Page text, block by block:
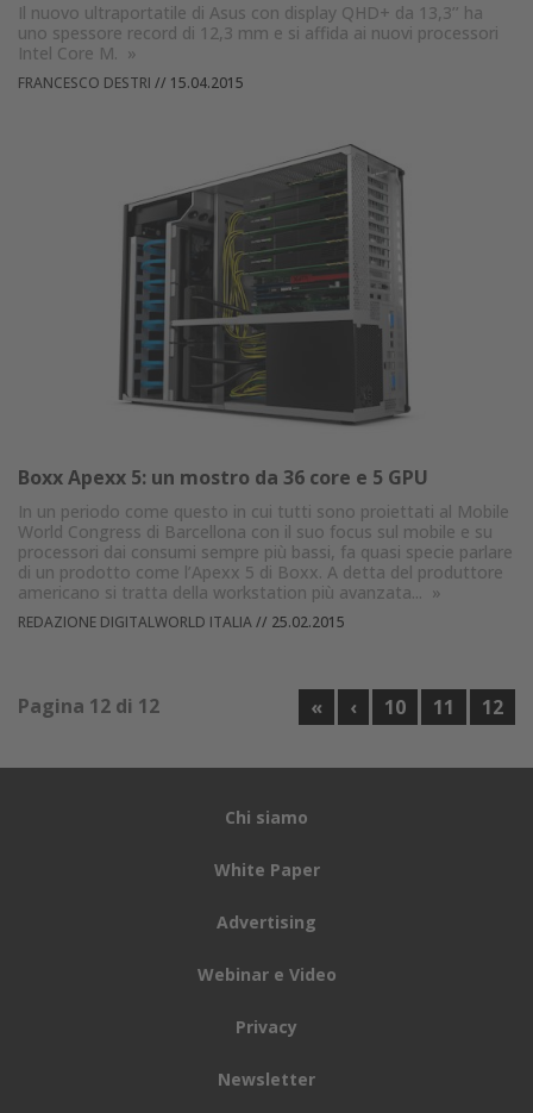
Il nuovo ultraportatile di Asus con display QHD+ da 13,3’’ ha
uno spessore record di 12,3 mm e si affida ai nuovi processori
Intel Core M. »
FRANCESCO DESTRI // 15.04.2015
Boxx Apexx 5: un mostro da 36 core e 5 GPU
In un periodo come questo in cui tutti sono proiettati al Mobile
World Congress di Barcellona con il suo focus sul mobile e su
processori dai consumi sempre più bassi, fa quasi specie parlare
di un prodotto come l’Apexx 5 di Boxx. A detta del produttore
americano si tratta della workstation più avanzata... »
REDAZIONE DIGITALWORLD ITALIA// 25.02.2015
Pagina 12 di 12 « ‹ 10 11 12
Chi siamo
White Paper
Advertising
Webinar e Video
Privacy
Newsletter